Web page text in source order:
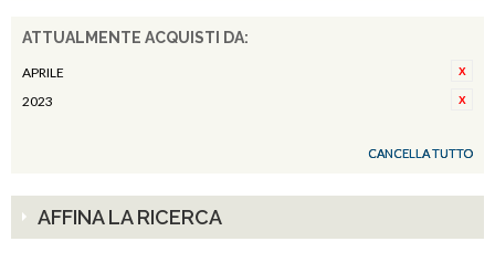
ATTUALMENTE ACQUISTI DA:
APRILE
2023
CANCELLA TUTTO
AFFINA LA RICERCA